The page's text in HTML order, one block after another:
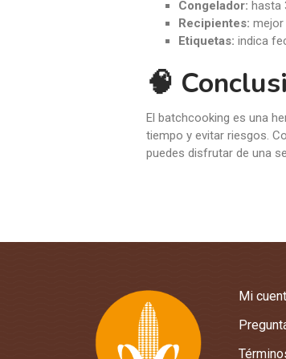
Congelador: hasta
Recipientes: mejor
Etiquetas: indica
🧠
El batchcooking es una
tiempo y evitar riesgos.
puedes disfrutar de una
Mi